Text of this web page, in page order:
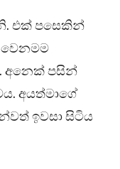
එක් පසෙකින්
වෙනමම
අනෙක් පසින්
අයත්මාගේ
ඉවසා සිටිය